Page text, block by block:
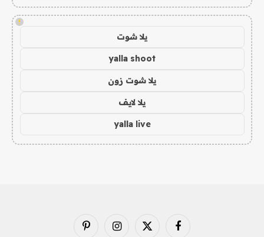
!
يلا شوت
yalla shoot
يلا شوت زون
يلا لايف
yalla live
فيسبوك X الانستغرامبينتيريست